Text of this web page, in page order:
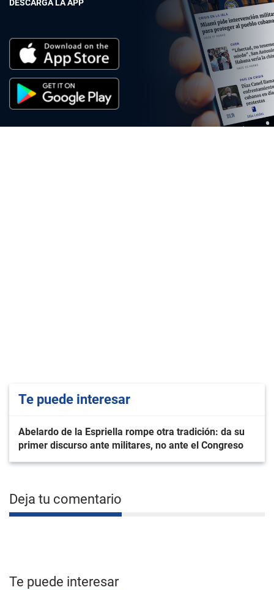
DESCARGA LA APP
Te puede interesar
Abelardo de la Espriella rompe otra tradición: da su
primer discurso ante militares, no ante el Congreso
Deja tu comentario
Te puede interesar